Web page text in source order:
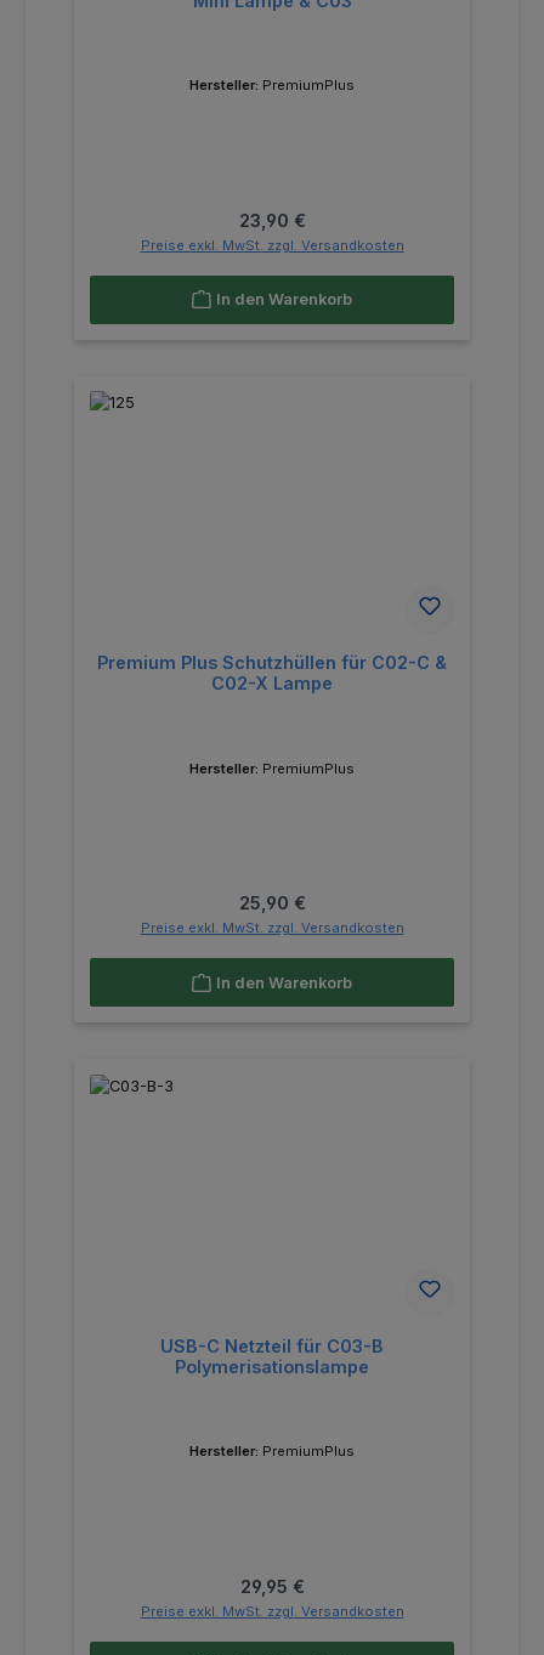
Hersteller: PremiumPlus
Regulärer Preis:
23,90 €
Preise exkl. MwSt. zzgl. Versandkosten
In den Warenkorb
Premium Plus Schutzhüllen für C02-C &
C02-X Lampe
Hersteller: PremiumPlus
Regulärer Preis:
25,90 €
Preise exkl. MwSt. zzgl. Versandkosten
In den Warenkorb
USB-C Netzteil für C03-B
Polymerisationslampe
Hersteller: PremiumPlus
Regulärer Preis:
29,95 €
Preise exkl. MwSt. zzgl. Versandkosten